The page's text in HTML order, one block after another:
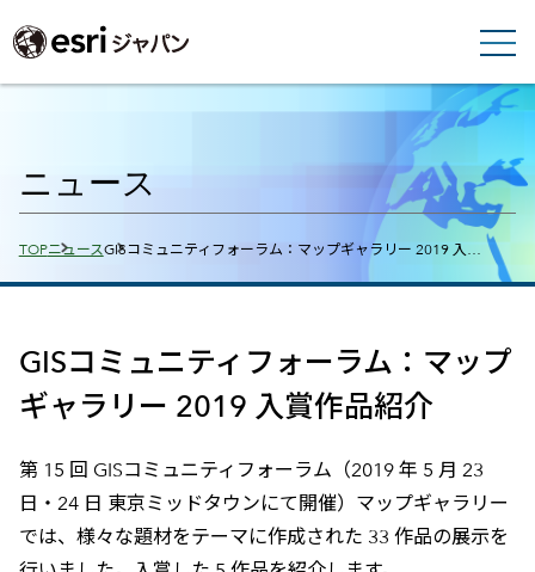
ニュース
Breadcrumbs
TOPニュースGISコミュニティフォーラム：マップギャラリー 2019 入…
GISコミュニティフォーラム：マップ
ギャラリー 2019 入賞作品紹介
第 15 回 GISコミュニティフォーラム（2019 年 5 月 23
日・24 日 東京ミッドタウンにて開催）マップギャラリー
では、様々な題材をテーマに作成された 33 作品の展示を